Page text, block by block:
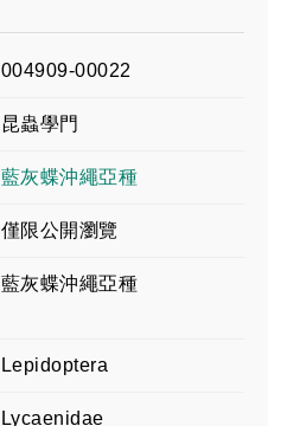
004909-00022
昆蟲學門
藍灰蝶沖繩亞種
僅限公開瀏覽
藍灰蝶沖繩亞種
Lepidoptera
Lycaenidae